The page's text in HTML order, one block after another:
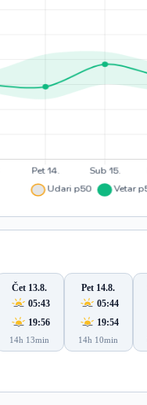
Čet 13.8.
05:43
19:56
14h 13min
Pet 14.8.
05:44
19:54
14h 10min